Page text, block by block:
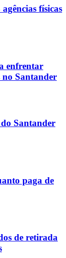
físicas
enfrentar
no Santander
Santander
paga de
de retirada